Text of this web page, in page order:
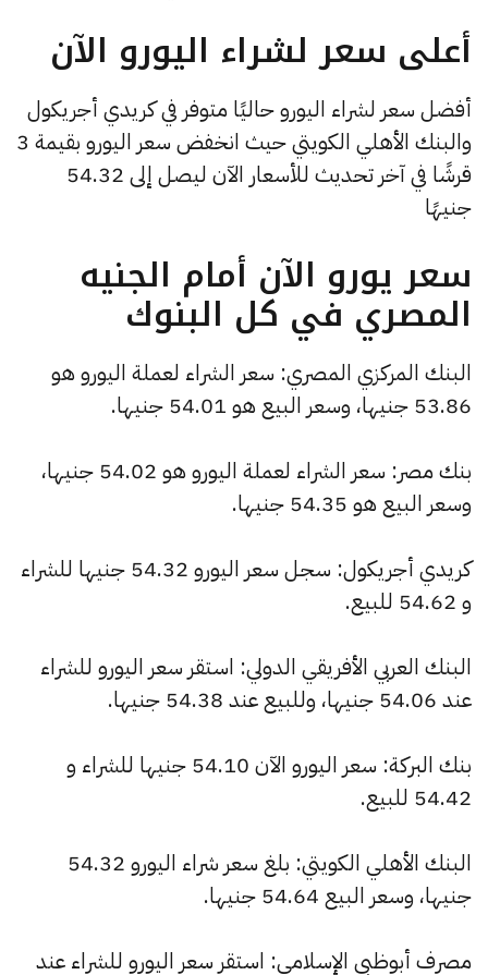
أعلى سعر لشراء اليورو الآن
أفضل سعر لشراء اليورو حاليًا متوفر في كريدي أجريكول
والبنك الأهلي الكويتي حيث انخفض سعر اليورو بقيمة 3
قرشًا في آخر تحديث للأسعار الآن ليصل إلى 54.32
جنيهًا
سعر يورو الآن أمام الجنيه
المصري في كل البنوك
البنك المركزي المصري: سعر الشراء لعملة اليورو هو
53.86 جنيها، وسعر البيع هو 54.01 جنيها.
بنك مصر: سعر الشراء لعملة اليورو هو 54.02 جنيها،
وسعر البيع هو 54.35 جنيها.
كريدي أجريكول: سجل سعر اليورو 54.32 جنيها للشراء
و 54.62 للبيع.
البنك العربي الأفريقي الدولي: استقر سعر اليورو للشراء
عند 54.06 جنيها، وللبيع عند 54.38 جنيها.
بنك البركة: سعر اليورو الآن 54.10 جنيها للشراء و
54.42 للبيع.
البنك الأهلي الكويتي: بلغ سعر شراء اليورو 54.32
جنيها، وسعر البيع 54.64 جنيها.
مصرف أبوظبي الإسلامي: استقر سعر اليورو للشراء عند